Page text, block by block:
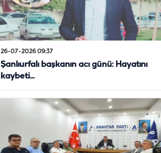
26-07-2026 09:37
Şanlıurfalı başkanın acı günü: Hayatını
kaybeti...